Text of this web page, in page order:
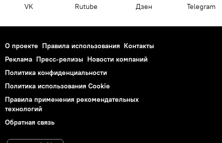
VK Rutube Дзен Telegram
О проекте Правила использования Контакты
Реклама Пресс-релизы Новости компаний
Политика конфиденциальности
Политика использования Cookie
Правила применения рекомендательных
технологий
Обратная связь